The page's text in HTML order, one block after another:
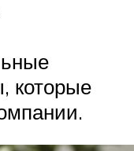
которые